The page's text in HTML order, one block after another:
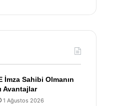
İmza Sahibi Olmanın
Avantajlar
1 Ağustos 2026